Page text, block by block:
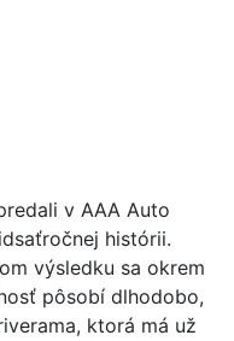
v AAA Auto
histórii.
výsledku sa okrem
pôsobí dlhodobo,
ktorá má už